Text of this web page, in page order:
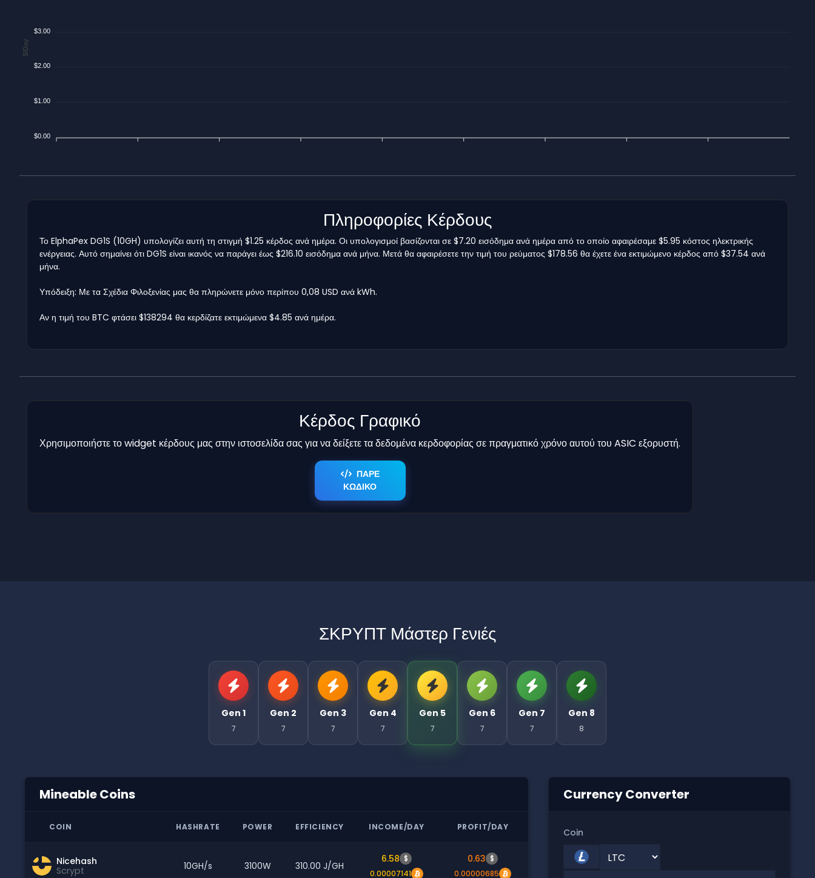
$3.00
$2.00
$1.00
$0.00
$/Day
Πληροφορίες Κέρδους
Το ElphaPex DG1S (10GH) υπολογίζει αυτή τη στιγμή $1.25 κέρδος ανά ημέρα. Οι υπολογισμοί βασίζονται σε $7.20 εισόδημα ανά ημέρα από το οποίο αφαιρέσαμε $5.95 κόστος ηλεκτρικής
ενέργειας. Αυτό σημαίνει ότι DG1S είναι ικανός να παράγει έως $216.10 εισόδημα ανά μήνα. Μετά θα αφαιρέσετε την τιμή του ρεύματος $178.56 θα έχετε ένα εκτιμώμενο κέρδος από $37.54 ανά
μήνα.
Υπόδειξη: Με τα Σχέδια Φιλοξενίας μας θα πληρώνετε μόνο περίπου 0,08 USD ανά kWh.
Αν η τιμή του BTC φτάσει $138294 θα κερδίζατε εκτιμώμενα $4.85 ανά ημέρα.
Κέρδος Γραφικό
Χρησιμοποιήστε το widget κέρδους μας στην ιστοσελίδα σας για να δείξετε τα δεδομένα κερδοφορίας σε πραγματικό χρόνο αυτού του ASIC εξορυστή.
ΠΑΡΕ
ΚΩΔΙΚΟ
ΣΚΡΥΠΤ Μάστερ Γενιές
Gen 1
7
Gen 2
7
Gen 3
7
Gen 4
7
Gen 5
7
Gen 6
7
Gen 7
7
Gen 8
8
Mineable Coins
COIN HASHRATE POWER EFFICIENCY INCOME/DAY PROFIT/DAY
Nicehash
Scrypt
10GH/s 3100W 310.00 J/GH
6.58 $
0.00007141
0.63 $
0.00000685
Currency Converter
Coin